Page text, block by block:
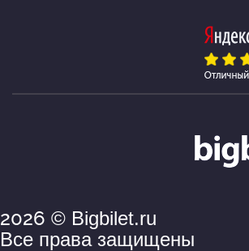
2026 © Bigbilet.ru
Все права защищены